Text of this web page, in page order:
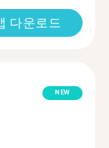
다운로드
NEW